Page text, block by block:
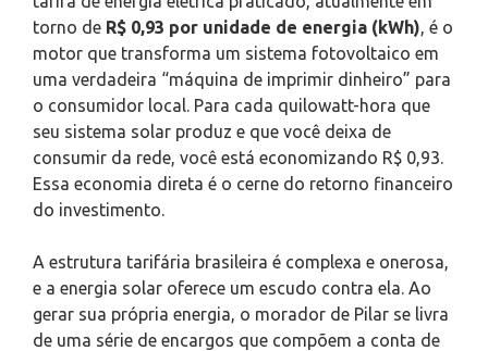
torno de R$ 0,93 por unidade de energia (kWh) , é o
motor que transforma um sistema fotovoltaico em
uma verdadeira “máquina de imprimir dinheiro” para
o consumidor local. Para cada quilowatt-hora que
seu sistema solar produz e que você deixa de
consumir da rede, você está economizando R$ 0,93.
Essa economia direta é o cerne do retorno financeiro
do investimento.
A estrutura tarifária brasileira é complexa e onerosa,
e a energia solar oferece um escudo contra ela. Ao
gerar sua própria energia, o morador de Pilar se livra
de uma série de encargos que compõem a conta de